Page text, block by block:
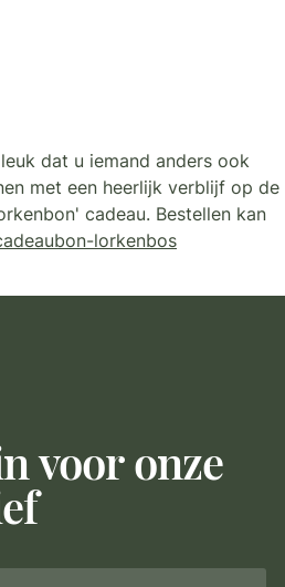
dat u iemand anders ook
met een heerlijk verblijf op de
cadeau. Bestellen kan
lorkenbos
voor onze